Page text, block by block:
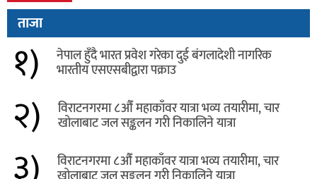
ताजा
१) नेपाल हुँदै भारत प्रवेश गरेका दुई बंगलादेशी नागरिक
भारतीय एसएसबीद्वारा पक्राउ
२) विराटनगरमा ८औँ महाकाँवर यात्रा भव्य तयारीमा, चार
खोलाबाट जल सङ्कलन गरी निकालिने यात्रा
विराटनगरमा ८औँ महाकाँवर यात्रा भव्य तयारीमा, चार